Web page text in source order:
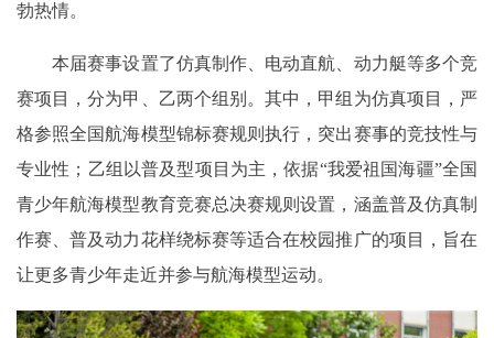
勃热情。
本届赛事设置了仿真制作、电动直航、动力艇等多个竞
赛项目，分为甲、乙两个组别。其中，甲组为仿真项目，严
格参照全国航海模型锦标赛规则执行，突出赛事的竞技性与
专业性；乙组以普及型项目为主，依据“我爱祖国海疆”全国
青少年航海模型教育竞赛总决赛规则设置，涵盖普及仿真制
作赛、普及动力花样绕标赛等适合在校园推广的项目，旨在
让更多青少年走近并参与航海模型运动。